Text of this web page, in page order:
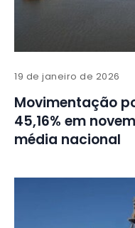
19 de janeiro de 2026
Movimentação
45,16% em
média nacional